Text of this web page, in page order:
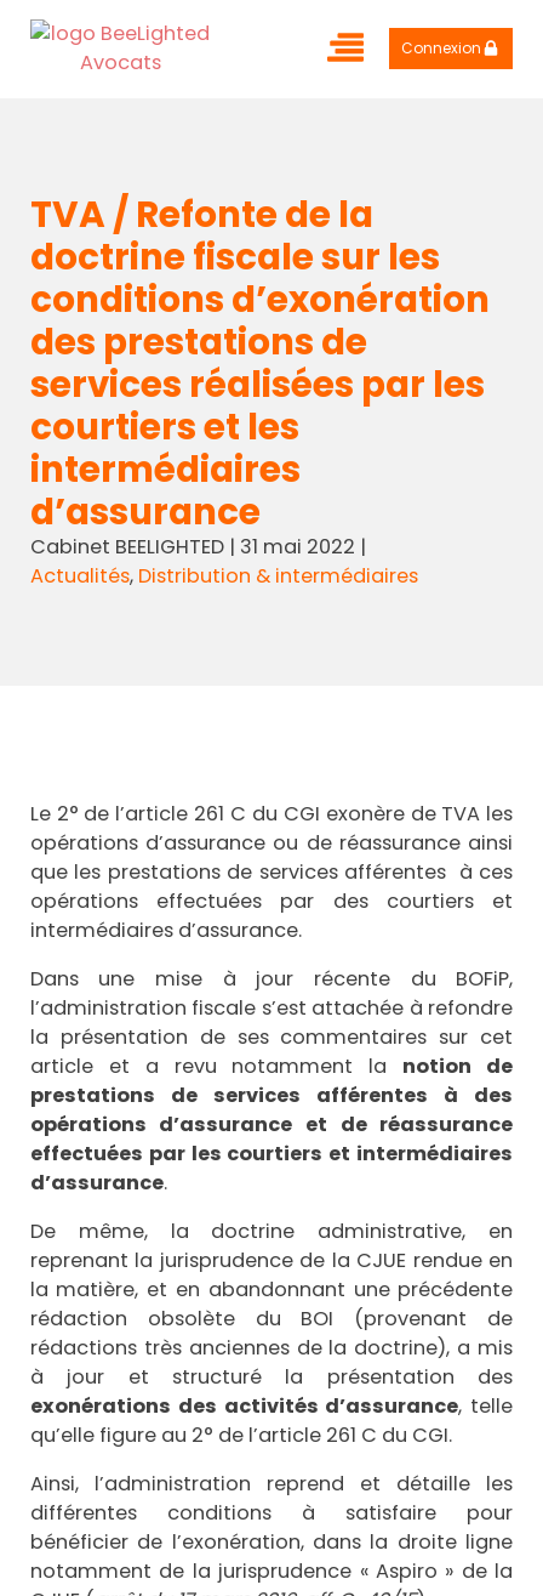
Connexion
TVA / Refonte de la
doctrine fiscale sur les
conditions d’exonération
des prestations de
services réalisées par les
courtiers et les
intermédiaires
d’assurance
Cabinet BEELIGHTED| 31 mai 2022 |
Actualités, Distribution & intermédiaires
Le 2° de l’article 261 C du CGI exonère de TVA les
opérations d’assurance ou de réassurance ainsi
que les prestations de services afférentes à ces
opérations effectuées par des courtiers et
intermédiaires d’assurance.
Dans une mise à jour récente du BOFiP,
l’administration fiscale s’est attachée à refondre
la présentation de ses commentaires sur cet
article et a revu notamment la notion de
prestations de services
afférentes à des
opérations d’assurance et de réassurance
effectuées par les courtiers et intermédiaires
d’assurance.
De même, la doctrine administrative, en
reprenant la jurisprudence de la CJUE rendue en
la matière, et en abandonnant une précédente
rédaction obsolète du BOI (provenant de
rédactions très anciennes de la doctrine), a mis
à jour et structuré la présentation des
exonérations des activités d’assurance, telle
qu’elle figure au 2° de l’article 261 C du CGI.
Ainsi, l’administration reprend et détaille les
différentes conditions à satisfaire pour
bénéficier de l’exonération, dans la droite ligne
notamment de la jurisprudence « Aspiro » de la